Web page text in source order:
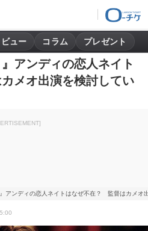
ュー コラム プレゼント
アンディの恋人ネイト
メオ出演を検討してい
』アンディの恋人ネイトはなぜ不在？ 監督はカメオ